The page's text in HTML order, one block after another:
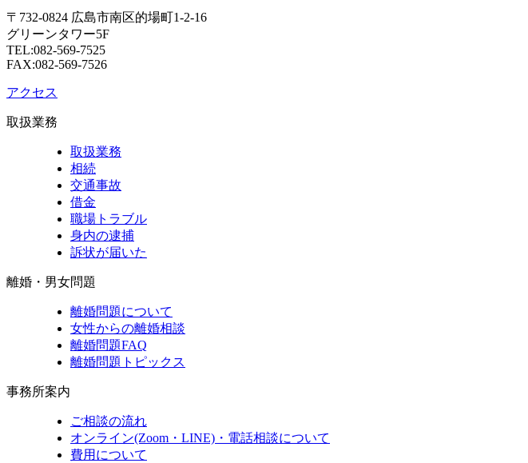
〒732-0824 広島市南区的場町1-2-16
グリーンタワー5F
TEL:082-569-7525
FAX:082-569-7526
アクセス
取扱業務
取扱業務
相続
交通事故
借金
職場トラブル
身内の逮捕
訴状が届いた
離婚・男女問題
離婚問題について
女性からの離婚相談
離婚問題FAQ
離婚問題トピックス
事務所案内
ご相談の流れ
オンライン(Zoom・LINE)・電話相談について
費用について